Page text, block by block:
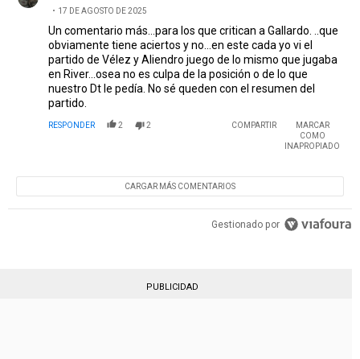
17 DE AGOSTO DE 2025
Un comentario más...para los que critican a Gallardo. ..que
obviamente tiene aciertos y no...en este cada yo vi el
partido de Vélez y Aliendro juego de lo mismo que jugaba
en River...osea no es culpa de la posición o de lo que
nuestro Dt le pedía. No sé queden con el resumen del
partido.
RESPONDER 2 2 COMPARTIR
MARCAR
COMO
INAPROPIADO
CARGAR MÁS COMENTARIOS
Gestionado por
PUBLICIDAD